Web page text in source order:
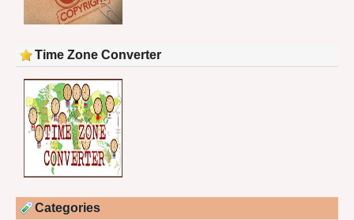
Time Zone Converter
Categories